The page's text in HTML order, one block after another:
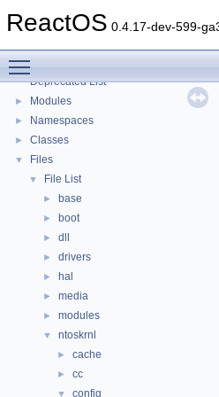
ReactOS 0.4.17-dev-599-
BSD License
Deprecated List
► Modules
► Namespaces
► Classes
▼ Files
▼ File List
► base
► boot
► dll
► drivers
► hal
► media
► modules
▼ ntoskrnl
► cache
► cc
▼ config